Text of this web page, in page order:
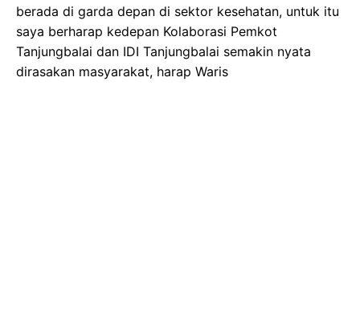
berada di garda depan di sektor kesehatan, untuk itu
saya berharap kedepan Kolaborasi Pemkot
Tanjungbalai dan IDI Tanjungbalai semakin nyata
dirasakan masyarakat, harap Waris